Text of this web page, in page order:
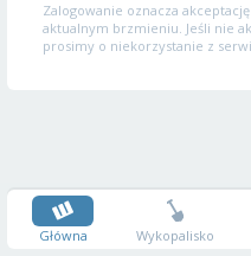
Zalogowanie oznacza akceptację
aktualnym brzmieniu. Jeśli nie
prosimy o niekorzystanie z
Główna Wykopalisko